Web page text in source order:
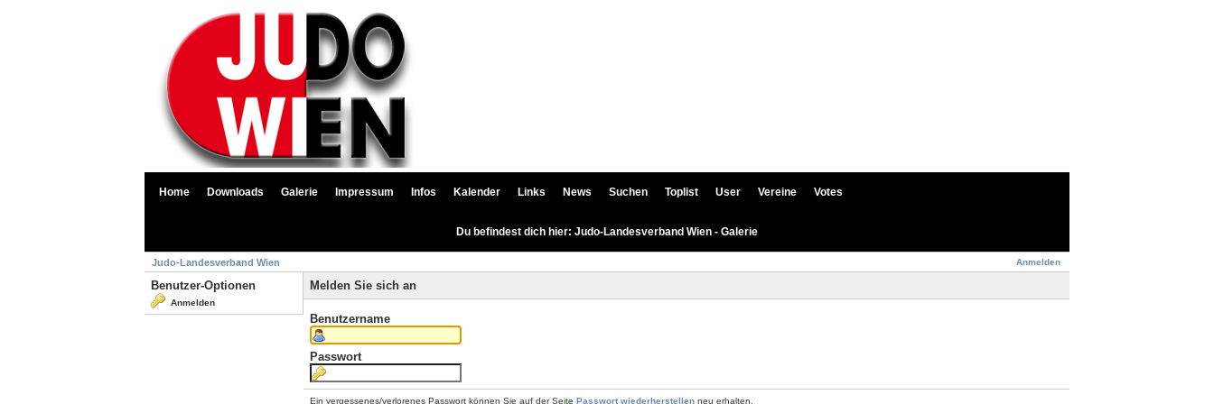
Home Downloads Galerie Impressum Infos Kalender Links News Suchen Toplist User Vereine Votes
Du befindest dich hier: Judo-Landesverband Wien - Galerie
Anmelden
Judo-Landesverband Wien
Benutzer-Optionen
Anmelden
Melden Sie sich an
Benutzername
Passwort
Ein vergessenes/verlorenes Passwort können Sie auf der Seite Passwort wiederherstellen neu erhalten.